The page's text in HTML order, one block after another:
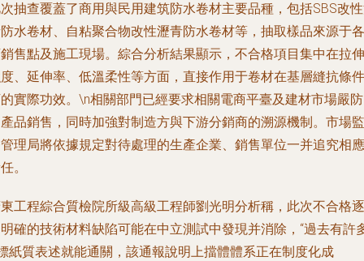
抽查覆蓋了商用與民用建筑防水卷材主要品種，包括SBS改
水卷材、自粘聚合物改性瀝青防水卷材等，抽取樣品來源于各
售點及施工現場。綜合分析結果顯示，不合格項目集中在拉伸
、延伸率、低溫柔性等方面，直接作用于卷材在基層縫抗條件
實際功效。\n相關部門已經要求相關電商平臺及建材市場嚴
品銷售，同時加強對制造方與下游分銷商的溯源機制。市場監
理局將依據規定對待處理的生產企業、銷售單位一并追究相應
。
工程綜合質檢院所級高級工程師劉光明分析稱，此次不合格逐
確的技術材料缺陷可能在中立測試中發現并消除，“過去有許
紙質表述就能通關，該通報說明上擋體體系正在制度化成